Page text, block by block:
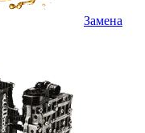
Замена